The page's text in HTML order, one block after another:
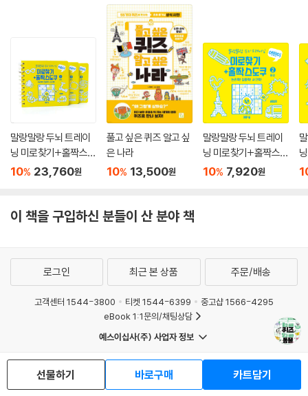
말랑말랑 두뇌 트레이
닝 미로찾기+홀짝스도
쿠 1~3 세트
10% 23,760원
풀고 싶은 퀴즈 알고 싶
은 나라
10% 13,500원
말랑말랑 두뇌 트레이
닝 미로찾기+홀짝스도
쿠2 중급
10% 7,920원
이 책을 구입하신 분들이 산 분야 책
선물하기 바로구매 카트담기
로그인 최근 본 상품 주문/배송
고객센터 1544-3800 티켓 1544-6399
중고샵 1566-4295
eBook 1:1문의/채팅상담
예스이십사(주) 사업자 정보
이용약관
개인정보처리방침
청소년보호정책
회사소개
거래처관계자께